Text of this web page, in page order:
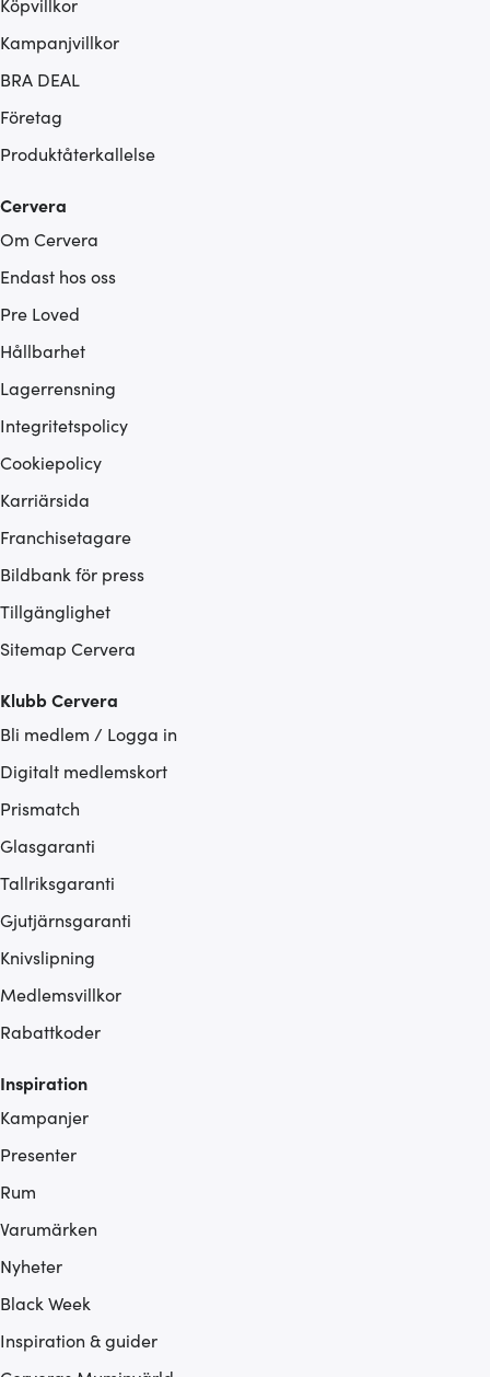
Kampanjvillkor
BRA DEAL
Företag
Produktåterkallelse
Cervera
Om Cervera
Endast hos oss
Pre Loved
Hållbarhet
Lagerrensning
Integritetspolicy
Cookiepolicy
Karriärsida
Franchisetagare
Bildbank för press
Tillgänglighet
Sitemap Cervera
Klubb Cervera
Bli medlem / Logga in
Digitalt medlemskort
Prismatch
Glasgaranti
Tallriksgaranti
Gjutjärnsgaranti
Knivslipning
Medlemsvillkor
Rabattkoder
Inspiration
Kampanjer
Presenter
Rum
Varumärken
Nyheter
Black Week
Inspiration & guider